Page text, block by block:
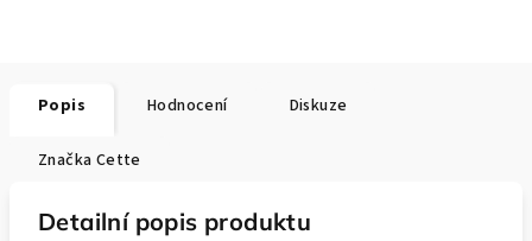
Popis Hodnocení Diskuze
Značka Cette
Detailní popis produktu